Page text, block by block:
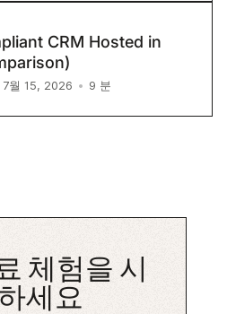
CRM Hosted in
7월 15, 2026 • 9 분
체험을 시
세요